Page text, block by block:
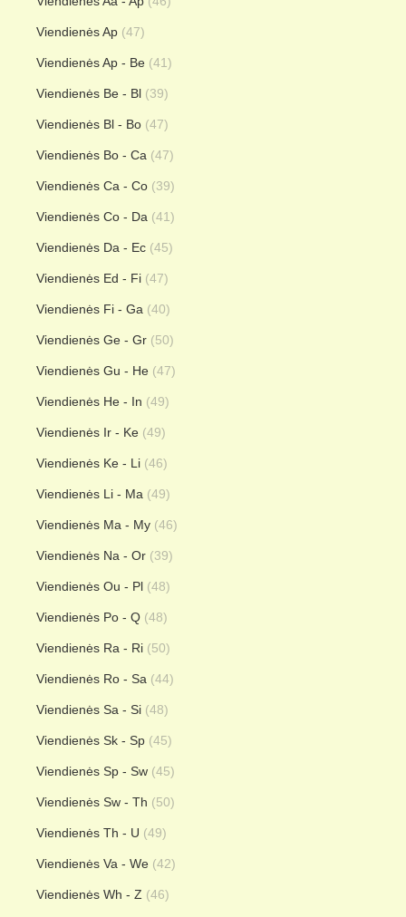
Viendienės Ap (47)
Viendienės Ap - Be (41)
Viendienės Be - Bl (39)
Viendienės Bl - Bo (47)
Viendienės Bo - Ca (47)
Viendienės Ca - Co (39)
Viendienės Co - Da (41)
Viendienės Da - Ec (45)
Viendienės Ed - Fi (47)
Viendienės Fi - Ga (40)
Viendienės Ge - Gr (50)
Viendienės Gu - He (47)
Viendienės He - In (49)
Viendienės Ir - Ke (49)
Viendienės Ke - Li (46)
Viendienės Li - Ma (49)
Viendienės Ma - My (46)
Viendienės Na - Or (39)
Viendienės Ou - Pl (48)
Viendienės Po - Q (48)
Viendienės Ra - Ri (50)
Viendienės Ro - Sa (44)
Viendienės Sa - Si (48)
Viendienės Sk - Sp (45)
Viendienės Sp - Sw (45)
Viendienės Sw - Th (50)
Viendienės Th - U (49)
Viendienės Va - We (42)
Viendienės Wh - Z (46)